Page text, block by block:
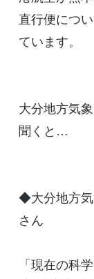
直行便につ
ています。
大分地方気
聞くと…
◆大分地方気
さん
「現在の科